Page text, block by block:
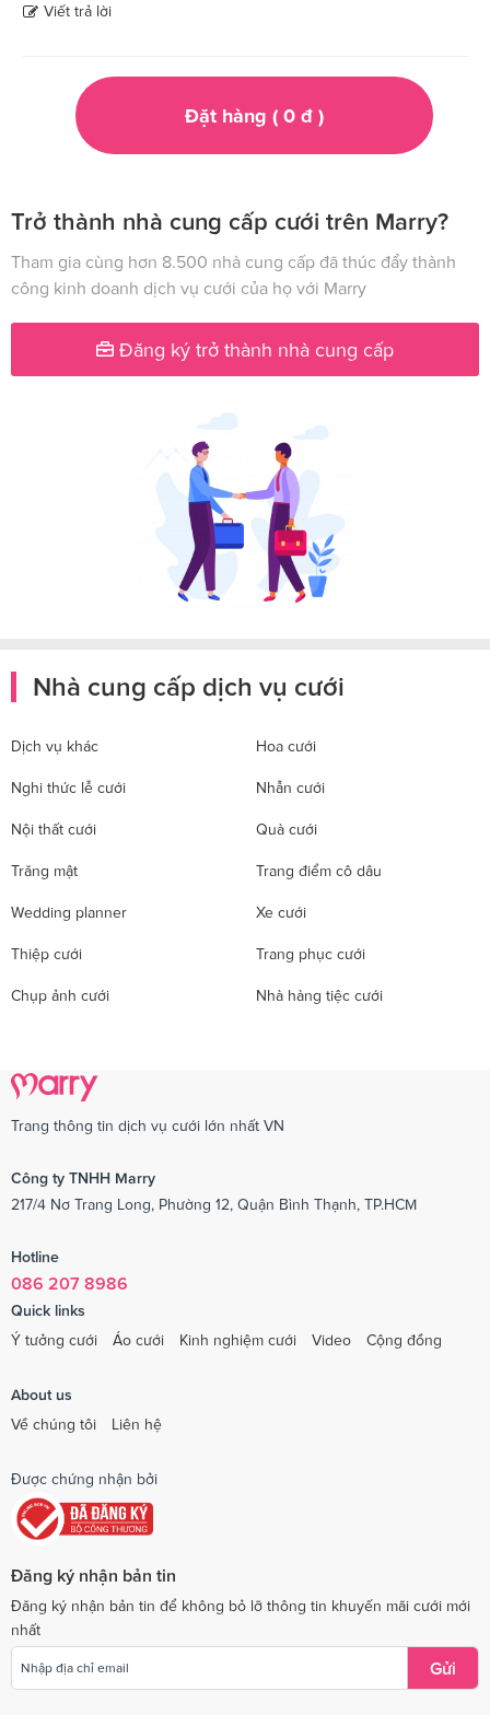
Viết trả lời
Đặt hàng ( 0đ )
Trở thành nhà cung cấp cưới trên Marry?
Tham gia cùng hơn 8.500 nhà cung cấp đã thúc đẩy thành
công kinh doanh dịch vụ cưới của họ với Marry
Đăng ký trở thành nhà cung cấp
Nhà cung cấp dịch vụ cưới
Dịch vụ khác Hoa cưới
Nghi thức lễ cưới Nhẫn cưới
Nội thất cưới Quà cưới
Trăng mật Trang điểm cô dâu
Wedding planner Xe cưới
Thiệp cưới Trang phục cưới
Chụp ảnh cưới Nhà hàng tiệc cưới
Trang thông tin dịch vụ cưới lớn nhất VN
Công ty TNHH Marry
217/4 Nơ Trang Long, Phường 12, Quận Bình Thạnh, TP.HCM
Hotline
086 207 8986
Quick links
Ý tưởng cưới
Áo cưới Kinh nghiệm cưới Video Cộng đồng
About us
Về chúng tôi
Liên hệ
Được chứng nhận bởi
Đăng ký nhận bản tin
Đăng ký nhận bản tin để không bỏ lỡ thông tin khuyến mãi cưới mới
nhất
Gửi